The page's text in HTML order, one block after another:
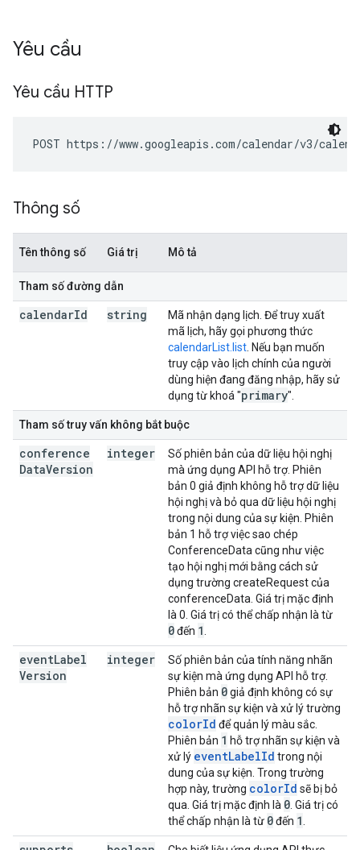
Yêu cầu
Yêu cầu HTTP
POST https://www.googleapis.com/calendar/v3/
Thông số
Tên thông số Giá trị Mô tả
Tham số đường dẫn
calendarId string
Mã nhận dạng lịch. Để truy xuất
mã lịch, hãy gọi phương thức
calendarList.list . Nếu bạn muốn
truy cập vào lịch chính của người
dùng hiện đang đăng nhập, hãy sử
dụng từ khoá "primary".
Tham số truy vấn không bắt buộc
conference
DataVersion
integer
Số phiên bản của dữ liệu hội nghị
mà ứng dụng API hỗ trợ. Phiên
bản 0 giả định không hỗ trợ dữ liệu
hội nghị và bỏ qua dữ liệu hội nghị
trong nội dung của sự kiện. Phiên
bản 1 hỗ trợ việc sao chép
ConferenceData cũng như việc
tạo hội nghị mới bằng cách sử
dụng trường createRequest của
conferenceData. Giá trị mặc định
là 0. Giá trị có thể chấp nhận là từ
0đến 1
eventLabel
Version
integer
Số phiên bản của tính năng nhãn
sự kiện mà ứng dụng API hỗ trợ.
Phiên bản 0giả định không có sự
hỗ trợ nhãn sự kiện và xử lý trường
colorId để quản lý màu sắc.
Phiên bản 1 hỗ trợ nhãn sự kiện và
xử lý eventLabelId trong nội
dung của sự kiện. Trong trường
hợp này, trường colorId sẽ bị bỏ
qua. Giá trị mặc định là 0 . Giá trị có
thể chấp nhận là từ 0đến 1